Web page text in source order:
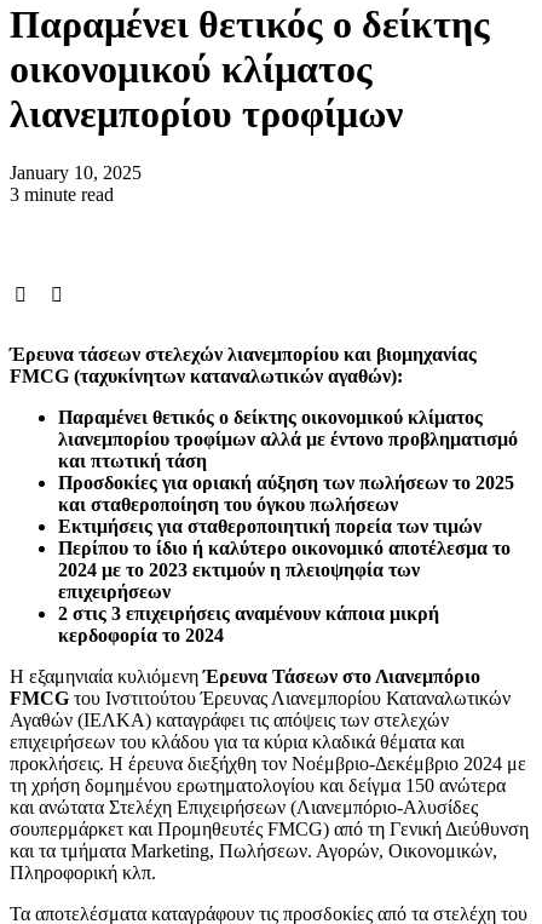
Παραμένει θετικός ο δείκτης
οικονομικού κλίματος
λιανεμπορίου τροφίμων
January 10, 2025
3 minute read
Έρευνα τάσεων στελεχών λιανεμπορίου και βιομηχανίας
FMCG (ταχυκίνητων καταναλωτικών αγαθών):
Παραμένει θετικός ο δείκτης οικονομικού κλίματος
λιανεμπορίου τροφίμων αλλά με έντονο προβληματισμό
και πτωτική τάση
Προσδοκίες για οριακή αύξηση των πωλήσεων το 2025
και σταθεροποίηση του όγκου πωλήσεων
Εκτιμήσεις για σταθεροποιητική πορεία των τιμών
Περίπου το ίδιο ή καλύτερο οικονομικό αποτέλεσμα το
2024 με το 2023 εκτιμούν η πλειοψηφία των
επιχειρήσεων
2 στις 3 επιχειρήσεις αναμένουν κάποια μικρή
κερδοφορία το 2024
Η εξαμηνιαία κυλιόμενηΈρευνα Τάσεων στο Λιανεμπόριο
FMCG του Ινστιτούτου Έρευνας Λιανεμπορίου Καταναλωτικών
Αγαθών (ΙΕΛΚΑ) καταγράφει τις απόψεις των στελεχών
επιχειρήσεων του κλάδου για τα κύρια κλαδικά θέματα και
προκλήσεις. Η έρευνα διεξήχθη τον Νοέμβριο-Δεκέμβριο 2024 με
τη χρήση δομημένου ερωτηματολογίου και δείγμα 150 ανώτερα
και ανώτατα Στελέχη Επιχειρήσεων (Λιανεμπόριο-Αλυσίδες
σουπερμάρκετ και Προμηθευτές FMCG) από τη Γενική Διεύθυνση
και τα τμήματα Marketing, Πωλήσεων. Αγορών, Οικονομικών,
Πληροφορική κλπ.
Τα αποτελέσματα καταγράφουν τις προσδοκίες από τα στελέχη του